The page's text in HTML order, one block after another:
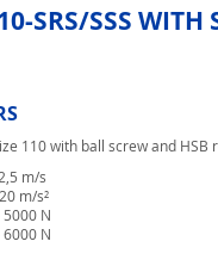
SRS/SSS WITH
110 with ball screw and HSB
m/s
m/s²
5000 N
6000 N